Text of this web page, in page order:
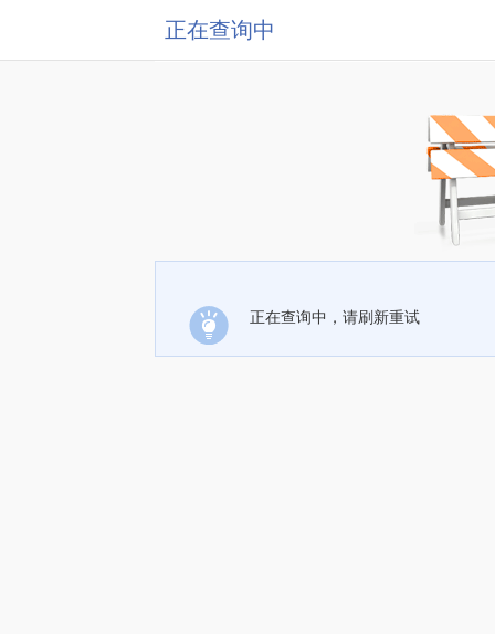
正在查询中
正在查询中，请刷新重试